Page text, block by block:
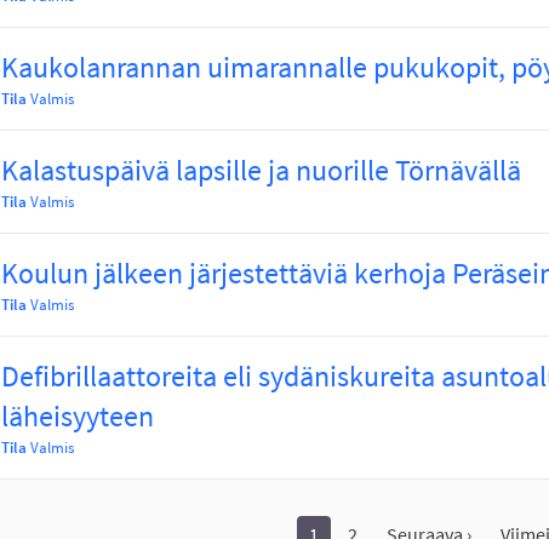
Kaukolanrannan uimarannalle pukukopit,
Tila Valmis
Kalastuspäivä lapsille ja nuorille Törnävällä
Tila Valmis
Koulun jälkeen järjestettäviä kerhoja
Tila Valmis
Defibrillaattoreita eli sydäniskureita
läheisyyteen
Tila Valmis